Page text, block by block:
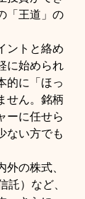
「王道」の
ントと絡め
に始められ
的に「ほっ
せん。銘柄
ーに任せら
ない方でも
の株式、
託）など、